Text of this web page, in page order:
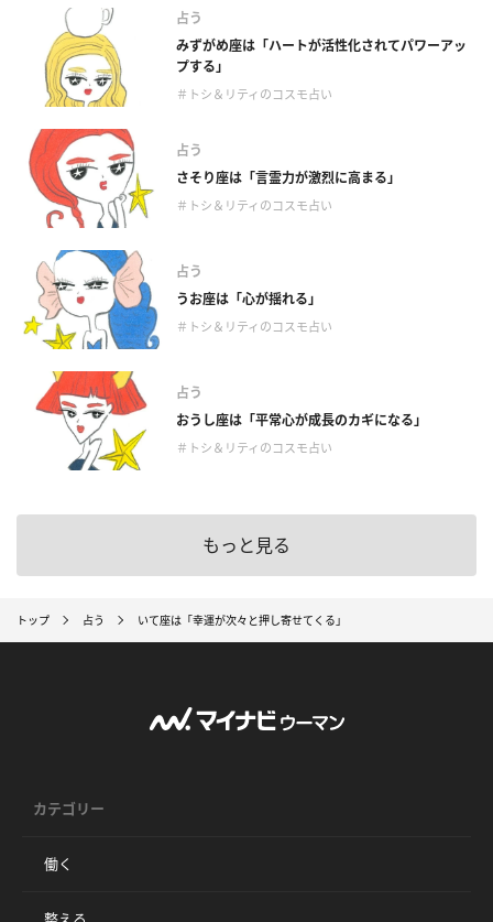
占う
みずがめ座は「ハートが活性化されてパワーアッ
プする」
＃トシ＆リティのコスモ占い
占う
さそり座は「言霊力が激烈に高まる」
＃トシ＆リティのコスモ占い
占う
うお座は「心が揺れる」
＃トシ＆リティのコスモ占い
占う
おうし座は「平常心が成長のカギになる」
＃トシ＆リティのコスモ占い
もっと見る
トップ 占う いて座は「幸運が次々と押し寄せてくる」
カテゴリー
働く